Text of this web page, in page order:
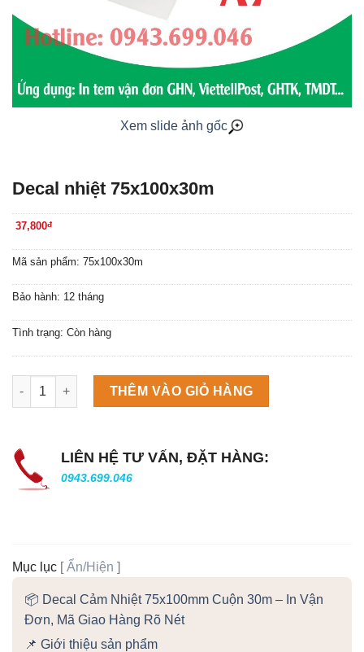
Xem slide ảnh gốc
Decal nhiệt 75x100x30m
37,800đ
Mã sản phẩm: 75x100x30m
Bảo hành: 12 tháng
Tình trạng: Còn hàng
Máy làm đá viên Scotsman NW458AS số lượng
THÊM VÀO GIỎ HÀNG
LIÊN HỆ TƯ VẤN, ĐẶT HÀNG:
0943.699.046
Mục lục [Ẩn/Hiện ]
📦 Decal Cảm Nhiệt 75x100mm Cuộn 30m – In Vận
Đơn, Mã Giao Hàng Rõ Nét
📌 Giới thiệu sản phẩm